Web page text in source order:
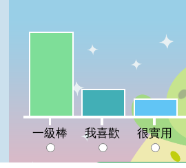
我喜歡:20%
很實用:13%
一級棒
我喜歡 很實用